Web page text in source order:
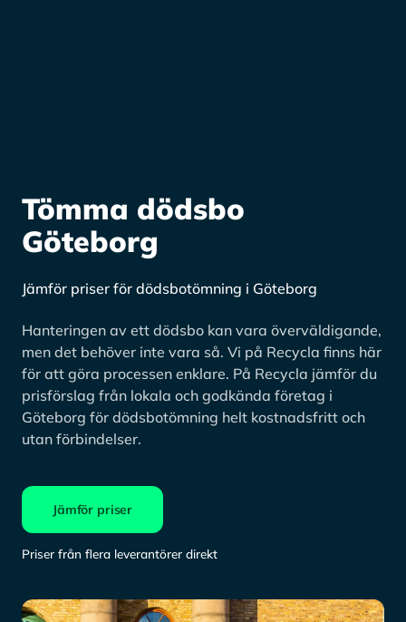
Tömma dödsbo
Göteborg
Jämför priser för dödsbotömning i Göteborg
Hanteringen av ett dödsbo kan vara överväldigande,
men det behöver inte vara så. Vi på Recycla finns här
för att göra processen enklare. På Recycla jämför du
prisförslag från lokala och godkända företag i
Göteborg för dödsbotömning helt kostnadsfritt och
utan förbindelser.
Jämför priser
Priser från flera leverantörer direkt